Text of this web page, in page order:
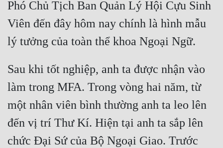
Phó Chủ Tịch Ban Quản Lý Hội Cựu Sinh
Viên đến đây hôm nay chính là hình mẫu
lý tưởng của toàn thể khoa Ngoại Ngữ.
Sau khi tốt nghiệp, anh ta được nhận vào
làm trong MFA. Trong vòng hai năm, từ
một nhân viên bình thường anh ta leo lên
đến vị trí Thư Kí. Hiện tại anh ta sắp lên
chức Đại Sứ của Bộ Ngoại Giao. Trước